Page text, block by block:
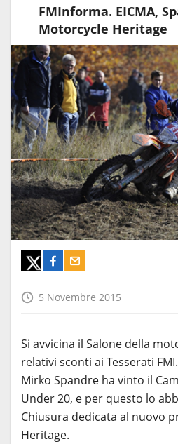
FMInforma. EICMA,
Motorcycle Heritage
5 Novembre 2015
Si avvicina il Salone della
relativi sconti ai Tesserati
Mirko Spandre ha vinto il
Under 20, e per questo lo
Chiusura dedicata al nuovo
Heritage.